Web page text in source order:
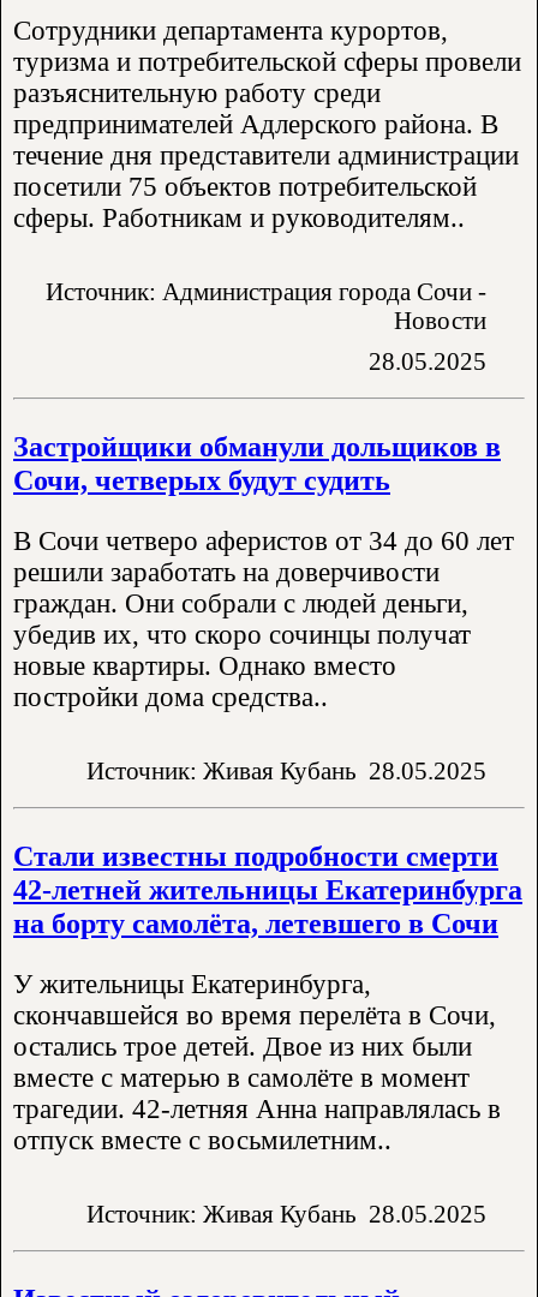
Сотрудники департамента курортов,
туризма и потребительской сферы провели
разъяснительную работу среди
предпринимателей Адлерского района. В
течение дня представители администрации
посетили 75 объектов потребительской
сферы. Работникам и руководителям..
Источник: Администрация города Сочи -
Новости
28.05.2025
Застройщики обманули дольщиков в
Сочи, четверых будут судить
В Сочи четверо аферистов от 34 до 60 лет
решили заработать на доверчивости
граждан. Они собрали с людей деньги,
убедив их, что скоро сочинцы получат
новые квартиры. Однако вместо
постройки дома средства..
Источник: Живая Кубань 28.05.2025
Стали известны подробности смерти
42-летней жительницы Екатеринбурга
на борту самолёта, летевшего в Сочи
У жительницы Екатеринбурга,
скончавшейся во время перелёта в Сочи,
остались трое детей. Двое из них были
вместе с матерью в самолёте в момент
трагедии. 42-летняя Анна направлялась в
отпуск вместе с восьмилетним..
Источник: Живая Кубань 28.05.2025